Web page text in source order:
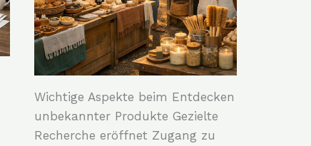
Wichtige Aspekte beim Entdecken
unbekannter Produkte Gezielte
Recherche eröffnet Zugang zu